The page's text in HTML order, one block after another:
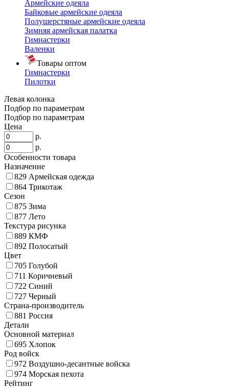
Армейские одеяла
Байковые армейские одеяла
Полушерстяные армейские одеяла
Зимняя армейская палатка
Гимнастерки
Валенки
Товары оптом
Гимнастерки
Пилотки
Левая колонка
Подбор по параметрам
Подбор по параметрам
Цена
р.
р.
Особенности товара
Назначение
829 Армейская одежда
864 Трикотаж
Сезон
875 Зима
877 Лето
Текстура рисунка
889 КМФ
892 Полосатый
Цвет
705 Голубой
711 Коричневый
722 Синий
727 Черный
Страна-производитель
881 Россия
Детали
Основной материал
695 Хлопок
Род войск
972 Воздушно-десантные войска
974 Морская пехота
Рейтинг